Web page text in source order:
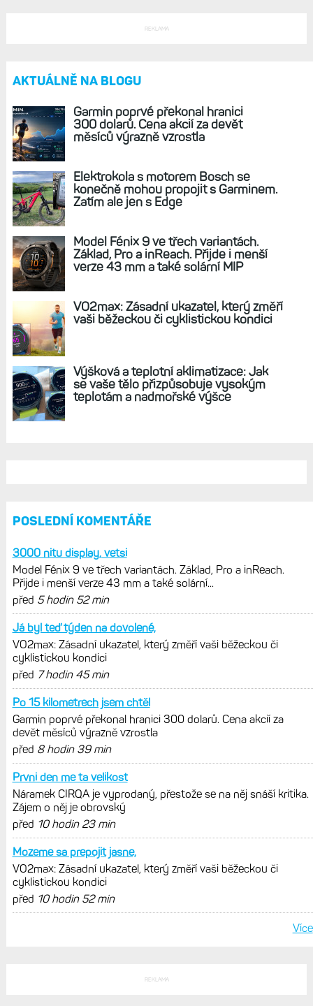
REKLAMA
AKTUÁLNĚ NA BLOGU
Garmin poprvé překonal hranici
300 dolarů. Cena akcií za devět
měsíců výrazně vzrostla
Elektrokola s motorem Bosch se
konečně mohou propojit s Garminem.
Zatím ale jen s Edge
Model Fénix 9 ve třech variantách.
Základ, Pro a inReach. Přijde i menší
verze 43 mm a také solární MIP
VO2max: Zásadní ukazatel, který změří
vaši běžeckou či cyklistickou kondici
Výšková a teplotní aklimatizace: Jak
se vaše tělo přizpůsobuje vysokým
teplotám a nadmořské výšce
POSLEDNÍ KOMENTÁŘE
3000 nitu display, vetsi
Model Fénix 9 ve třech variantách. Základ, Pro a inReach.
Přijde i menší verze 43 mm a také solární...
před 5 hodin 52 min
Já byl teď týden na dovolené,
VO2max: Zásadní ukazatel, který změří vaši běžeckou či
cyklistickou kondici
před 7 hodin 45 min
Po 15 kilometrech jsem chtěl
Garmin poprvé překonal hranici 300 dolarů. Cena akcií za
devět měsíců výrazně vzrostla
před 8 hodin 39 min
Prvni den me ta velikost
Náramek CIRQA je vyprodaný, přestože se na něj snáší kritika.
Zájem o něj je obrovský
před 10 hodin 23 min
Mozeme sa prepojit jasne,
VO2max: Zásadní ukazatel, který změří vaši běžeckou či
cyklistickou kondici
před 10 hodin 52 min
Více
REKLAMA